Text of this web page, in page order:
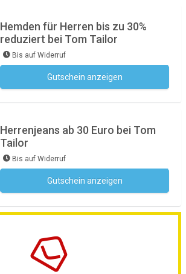
Hemden für Herren bis zu 30%
reduziert bei Tom Tailor
Bis auf Widerruf
Gutschein anzeigen
Herrenjeans ab 30 Euro bei Tom
Tailor
Bis auf Widerruf
Gutschein anzeigen